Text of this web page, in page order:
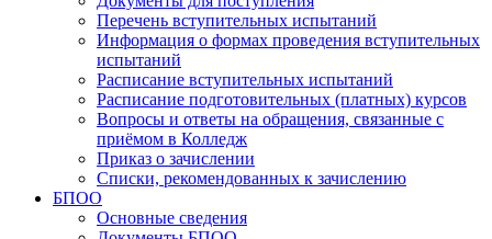
Перечень вступительных испытаний
Информация о формах проведения вступительных
испытаний
Расписание вступительных испытаний
Расписание подготовительных (платных) курсов
Вопросы и ответы на обращения, связанные с
приёмом в Колледж
Приказ о зачислении
Списки, рекомендованных к зачислению
БПОО
Основные сведения